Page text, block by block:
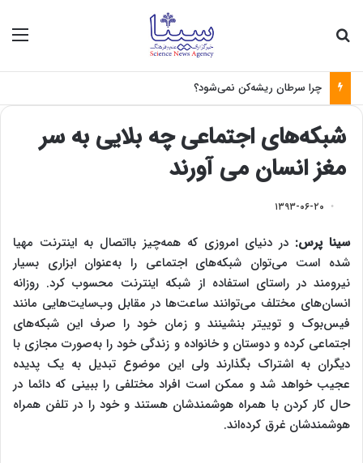
چرا سرطان ریشه‌کن نمی‌شود؟
شبکه‌های اجتماعی چه بلایی به‌ سر
مغز انسان می آورند
۱۳۹۳-۰۶-۲۰
سینا پرس: در دنیای امروزی که همه‌چیز بااتصال به اینترنت مهیا
شده است می‌توان شبکه‌های اجتماعی را به‌عنوان ابزاری بسیار
نیرومند در راستای استفاده از شبکه اینترنت محسوب کرد. روزانه
انسان‌های مختلف می‌توانند ساعت‌ها در مقابل وب‌سایت‌هایی مانند
فیس‌بوک و توییتر بنشینند و زمان خود را صرف این شبکه‌های
اجتماعی کرده و دوستان و خانواده و زندگی خود را به‌صورت مجازی با
دیگران به اشتراک بگذارند ولی این موضوع تبدیل به یک پدیده
عجیب خواهد شد و ممکن است افراد مختلفی را ببینی که دائما در
حال کار کردن با همراه هوشمندشان هستند و خود را در تلفن‌ همراه
هوشمندشان غرق کرده‌اند.